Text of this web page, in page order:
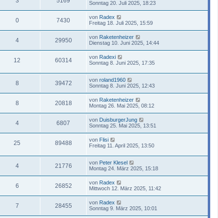
Sonntag 20. Juli 2025, 18:23
0 7430 von Radex
Freitag 18. Juli 2025, 15:59
4 29950 von Raketenheizer
Dienstag 10. Juni 2025, 14:44
12 60314 von Radexi
Sonntag 8. Juni 2025, 17:35
8 39472 von roland1960
Sonntag 8. Juni 2025, 12:43
8 20818 von Raketenheizer
Montag 26. Mai 2025, 08:12
4 6807 von DuisburgerJung
Sonntag 25. Mai 2025, 13:51
25 89488 von Flisi
Freitag 11. April 2025, 13:50
4 21776 von Peter Klesel
Montag 24. März 2025, 15:18
6 26852 von Radex
Mittwoch 12. März 2025, 11:42
7 28455 von Radex
Sonntag 9. März 2025, 10:01